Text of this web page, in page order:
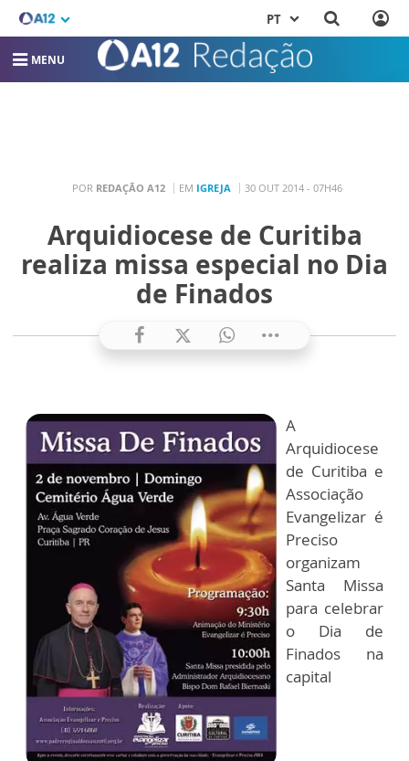
PT
MENU
POR REDAÇÃO A12 EM IGREJA 30 OUT 2014 - 07H46
Arquidiocese de Curitiba
realiza missa especial no Dia
de Finados
A
Arquidiocese
de Curitiba e
Associação
Evangelizar é
Preciso
organizam
Santa Missa
para celebrar
o Dia de
Finados na
capital